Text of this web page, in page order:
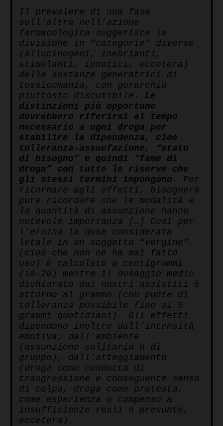
Il prevalere di una fase
sull’altra nell’azione
farmacologica suggerisce la
divisione in “categorie” diverse
(allucinogeni, inebrianti,
stimolanti, ipnotici, eccetera)
delle sostanze generatrici di
tossicomania, con gerarchia
piuttosto discutibile. Le
distinzioni più opportune
dovrebbero riferirsi al tempo
necessario a ogni droga per
stabilire la dipendenza, cioè
tolleranza-assuefazione, “stato
di bisogno” e quindi “fame di
droga” con tutte le riserve che
gli stessi termini impongono . Per
ritornare agli effetti, bisognerà
pure ricordare che le modalità e
la quantità di assunzione hanno
notevole importanza […] Così per
l’eroina la dose considerata
letale in un soggetto “vergine”
(cioè che non ne ha mai fatto
uso) è calcolato a centigrammi
(10-20) mentre il dosaggio medio
dichiarato dai nostri assistiti è
attorno al grammo (con punte di
tolleranza possibile fino ai 5
grammi quotidiani). Gli effetti
dipendono inoltre dall’intensità
emotiva, dall’ambiente
(assunzione solitaria o di
gruppo), dall’atteggiamento
(droga come condotta di
trasgressione e conseguente senso
di colpa, droga come protesta,
come esperienza o compenso a
insufficienze reali o presunte,
eccetera).